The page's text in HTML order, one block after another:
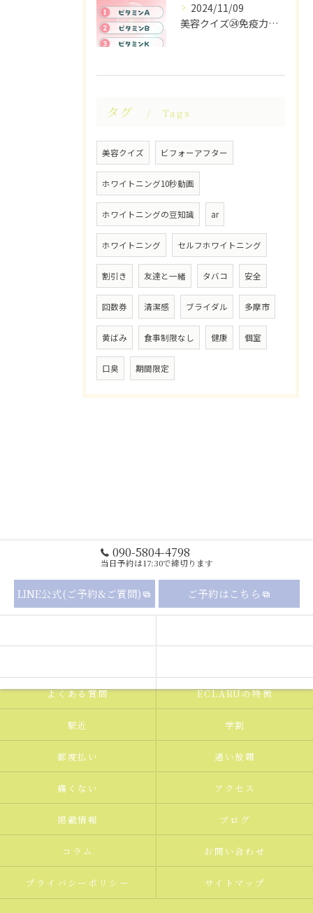
2024/11/09
美容クイズ㉔免疫力を高めるために重要なビタミンは？ #美容ク...
タグ Tags
美容クイズ ビフォーアフター
ホワイトニング10秒動画
ホワイトニングの豆知識 ar
ホワイトニング セルフホワイトニング
割引き 友達と一緒 タバコ 安全
回数券 清潔感 ブライダル 多摩市
黄ばみ 食事制限なし 健康 個室
口臭 期間限定
090-5804-4798
当日予約は17:30で締切ります
LINE公式(ご予約&ご質問) ご予約はこちら
よくある質問 ECLARUの特徴
駅近 学割
都度払い 通い放題
痛くない アクセス
掲載情報 ブログ
コラム お問い合わせ
プライバシーポリシー サイトマップ